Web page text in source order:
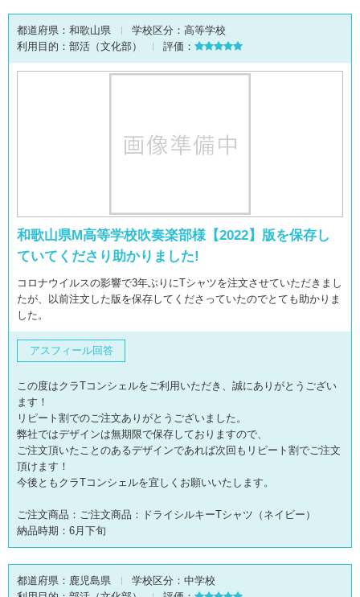
都道府県： 和歌山県 学校区分： 高等学校
利用目的： 部活（文化部） 評価：
和歌山県M高等学校吹奏楽部様【2022】版を保存し
ていてくださり助かりました!
コロナウイルスの影響で3年ぶりにTシャツを注文させていただきまし
たが、以前注文した版を保存してくださっていたのでとても助かりま
した。
アスフィール回答
この度はクラTコンシェルをご利用いただき、誠にありがとうござい
ます！
リピート割でのご注文ありがとうございました。
弊社ではデザインは無期限で保存しておりますので、
ご注文頂いたことのあるデザインであれば次回もリピート割でご注文
頂けます！
今後ともクラTコンシェルを宜しくお願いいたします。
ご注文商品：ご注文商品：ドライシルキーTシャツ（ネイビー）
納品時期：6月下旬
都道府県： 鹿児島県 学校区分： 中学校